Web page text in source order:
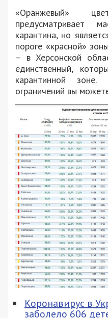
«Оранжевый»
предусматривает
карантина, но
пороге «красной»
– в Херсонской
единственный,
карантинной
ограничений вы
Коронавирус в
заболело 606